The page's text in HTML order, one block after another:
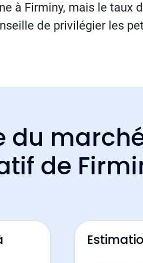
à Firminy, mais le taux
de privilégier les
du
de